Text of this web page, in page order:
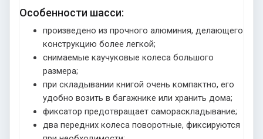
Особенности шасси:
произведено из прочного алюминия, делающего
конструкцию более легкой;
снимаемые каучуковые колеса большого
размера;
при складывании книгой очень компактно, его
удобно возить в багажнике или хранить дома;
фиксатор предотвращает самораскладывание;
два передних колеса поворотные, фиксируются